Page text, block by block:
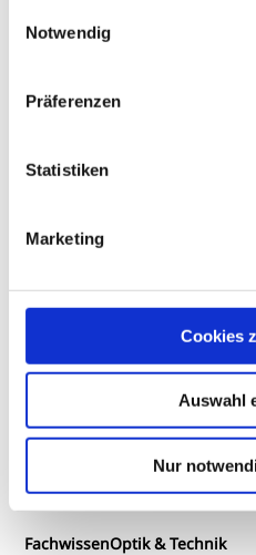
Notwendig
Präferenzen
Statistiken
Marketing
Cookies
Auswahl
Nur
Betrieb & Praxis
Cornelia Conrad, Anna Nagl
29,90 €
FachwissenOptik & Technik